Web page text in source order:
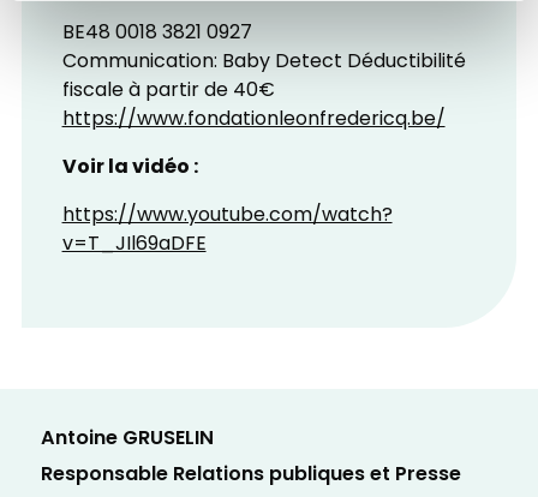
BE48 0018 3821 0927
Communication: Baby Detect Déductibilité
fiscale à partir de 40€
https://www.fondationleonfredericq.be/
Voir la vidéo :
https://www.youtube.com/watch?
v=T_JIl69aDFE
Antoine GRUSELIN
Responsable Relations publiques et Presse